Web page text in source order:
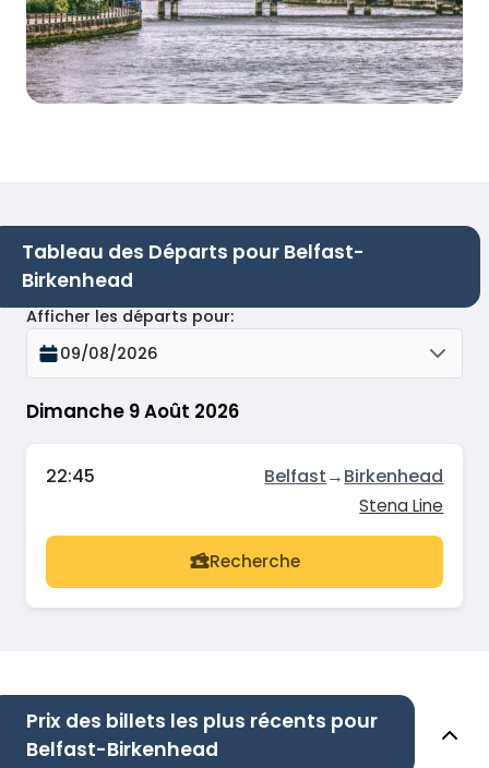
Tableau des Départs pour Belfast-
Birkenhead
Dimanche 9 Août 2026
Afficher les départs pour:
09/08/2026
22:45 Belfast→Birkenhead
Stena Line
Recherche
Prix des billets les plus récents pour
Belfast-Birkenhead